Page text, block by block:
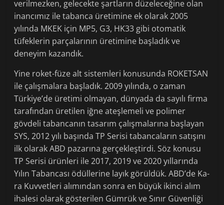
verilmezken, gele­cekte şartların düzeleceğine olan
inancı­mız ile tabanca üretimine ek olarak 2005
yılında MKEK için MP5, G3, HK33 gibi otomatik
tüfeklerin parçalarının üretimine başladık ve
deneyim kazandık.
Yine roket-füze alt sistemleri konu­sunda ROKETSAN
ile çalışmalara baş­ladık. 2009 yılında, o zaman
Türkiye’de üretimi olmayan, dünyada da sayılı firma
ta­rafından üretilen iğne ateş­lemeli ve polimer
gövdeli ta­bancanın tasarım çalışmala­rına başlayan
SYS, 2012 yılı başında TP Serisi tabanca­ların satışını
ilk olarak ABD pazarına gerçekleştirdi. Söz konusu
TP Serisi ürünleri ile 2017, 2019 ve 2020 yılların­da
Yılın Tabancası ödüllerine layık görüldük. ABD’de Ka­
ra Kuvvetleri alımından son­ra en büyük ikinci alım
ihalesi olarak gös­terilen Gümrük ve Sınır Güvenliği